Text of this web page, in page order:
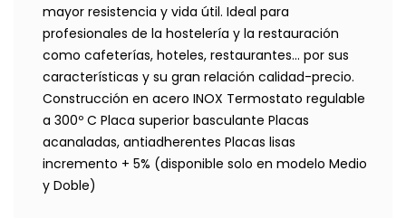
mayor resistencia y vida útil. Ideal para
profesionales de la hostelería y la restauración
como cafeterías, hoteles, restaurantes... por sus
características y su gran relación calidad-precio.
Construcción en acero INOX Termostato regulable
a 300º C Placa superior basculante Placas
acanaladas, antiadherentes Placas lisas
incremento + 5% (disponible solo en modelo Medio
y Doble)